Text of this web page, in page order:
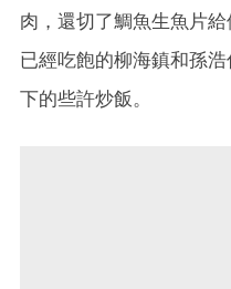
肉，還切了鯛魚生魚片
已經吃飽的柳海鎮和孫
下的些許炒飯。